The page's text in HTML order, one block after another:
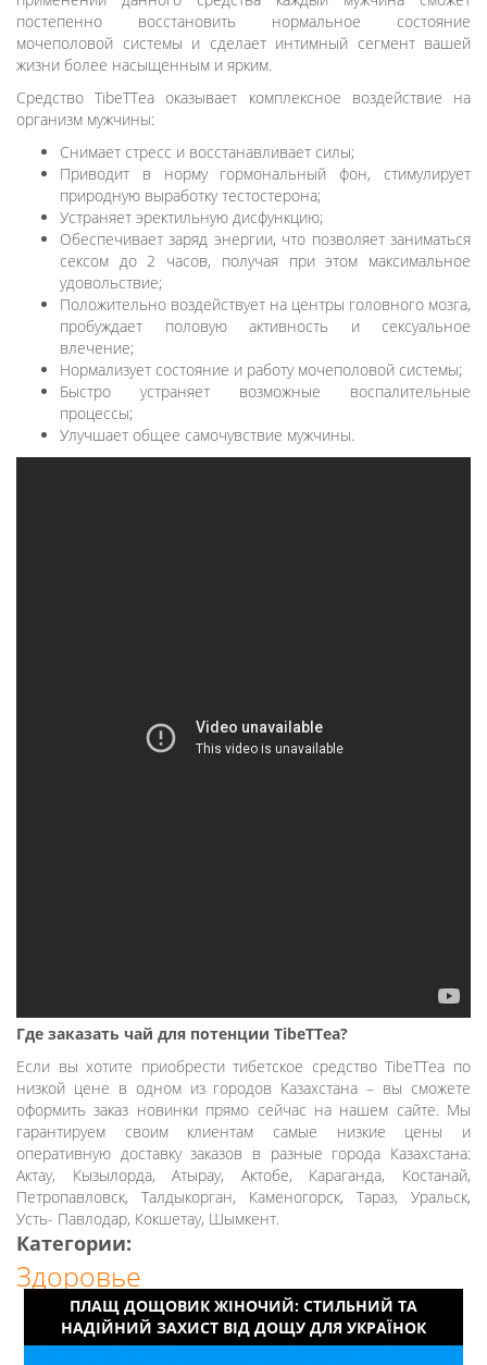
постепенно восстановить нормальное состояние
мочеполовой системы и сделает интимный сегмент вашей
жизни более насыщенным и ярким.
Средство TibeTTea оказывает комплексное воздействие на
организм мужчины:
Снимает стресс и восстанавливает силы;
Приводит в норму гормональный фон, стимулирует
природную выработку тестостерона;
Устраняет эректильную дисфункцию;
Обеспечивает заряд энергии, что позволяет заниматься
сексом до 2 часов, получая при этом максимальное
удовольствие;
Положительно воздействует на центры головного мозга,
пробуждает половую активность и сексуальное
влечение;
Нормализует состояние и работу мочеполовой системы;
Быстро устраняет возможные воспалительные
процессы;
Улучшает общее самочувствие мужчины.
Где заказать чай для потенции TibeTTea?
Если вы хотите приобрести тибетское средство TibeTTea по
низкой цене в одном из городов Казахстана – вы сможете
оформить заказ новинки прямо сейчас на нашем сайте. Мы
гарантируем своим клиентам самые низкие цены и
оперативную доставку заказов в разные города Казахстана:
Актау, Кызылорда, Атырау, Актобе, Караганда, Костанай,
Петропавловск, Талдыкорган, Каменогорск, Тараз, Уральск,
Усть- Павлодар, Кокшетау, Шымкент.
Категории:
Здоровье
ПЛАЩ ДОЩОВИК ЖІНОЧИЙ: СТИЛЬНИЙ ТА
НАДІЙНИЙ ЗАХИСТ ВІД ДОЩУ ДЛЯ УКРАЇНОК